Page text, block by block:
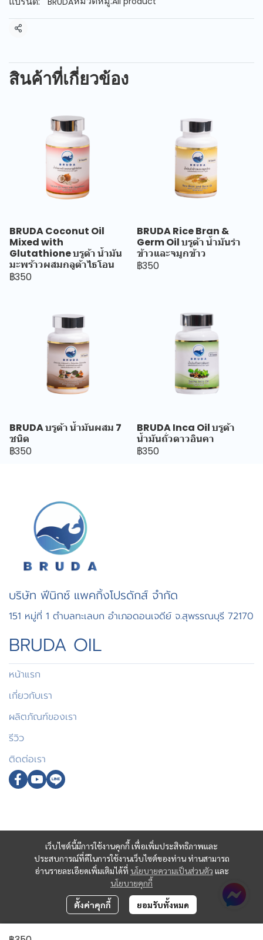
แชร์
สินค้าที่เกี่ยวข้อง
BRUDA Coconut Oil
Mixed with
Glutathione บรูด้า น้ำมัน
มะพร้าวผสมกลูต้าไธโอน
฿350
BRUDA Rice Bran &
Germ Oil บรูด้า น้ำมันรำ
ข้าวและจมูกข้าว
฿350
BRUDA บรูด้า น้ำมันผสม 7
ชนิด
฿350
BRUDA Inca Oil บรูด้า
น้ำมันถั่วดาวอินคา
฿350
เว็บไซต์นี้มีการใช้งานคุกกี้ เพื่อเพิ่มประสิทธิภาพและ
ประสบการณ์ที่ดีในการใช้งานเว็บไซต์ของท่าน ท่านสามารถ
อ่านรายละเอียดเพิ่มเติมได้ที่ นโยบายความเป็นส่วนตัว และ
นโยบายคุกกี้
ตั้งค่าคุกกี้ ยอมรับทั้งหมด
บริษัท ฟีนิกซ์ แพคกิ้งโปรดักส์ จำกัด
151 หมู่ที่ 1 ตำบลทะเลบก อำเภอดอนเจดีย์ จ.สุพรรณบุรี 72170
BRUDA OIL
หน้าแรก
เกี่ยวกับเรา
ผลิตภัณฑ์ของเรา
รีวิว
ติดต่อเรา